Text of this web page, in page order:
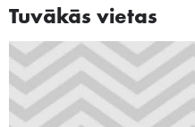
Tuvākās vietas